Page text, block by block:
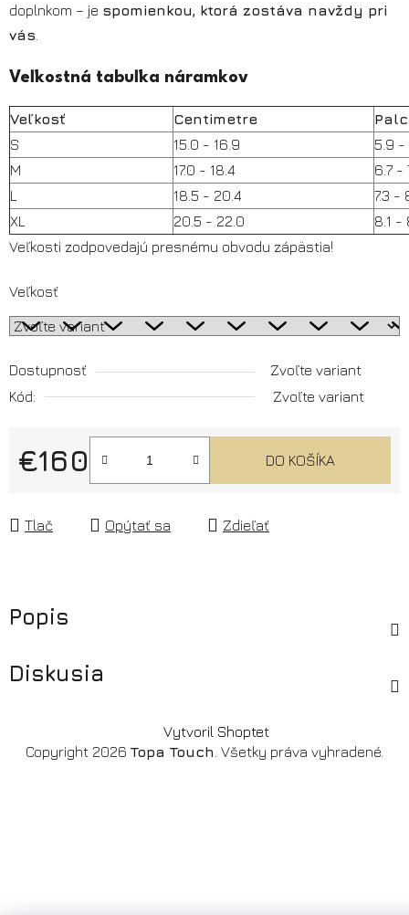
doplnkom – je spomienkou, ktorá zostáva navždy pri
vás
Veľkostná tabuľka náramkov
Veľkosť Centimetre
S
15.0 - 16.9
5.9 -
M
17.0 - 18.4
6.7 -
L
18.5 - 20.4
7.3 -
XL
20.5 - 22.0
8.1 -
Veľkosti zodpovedajú presnému obvodu zápästia!
Veľkosť
Dostupnosť
Zvoľte variant
Kód:
Zvoľte variant
€160
Jednotková cena:
DO KOŠÍKA
Tlač Opýtať sa Zdieľať
Popis
Diskusia
Vytvoril Shoptet
Copyright 2026 Topa Touch . Všetky práva vyhradené.